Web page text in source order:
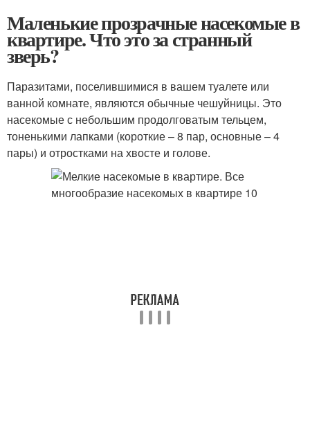
Маленькие прозрачные насекомые в
квартире. Что это за странный
зверь?
Паразитами, поселившимися в вашем туалете или
ванной комнате, являются обычные чешуйницы. Это
насекомые с небольшим продолговатым тельцем,
тоненькими лапками (короткие – 8 пар, основные – 4
пары) и отростками на хвосте и голове.